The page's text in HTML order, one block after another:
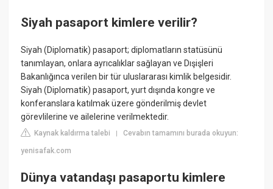
Siyah pasaport kimlere verilir?
Siyah (Diplomatik) pasaport; diplomatların statüsünü
tanımlayan, onlara ayrıcalıklar sağlayan ve Dışişleri
Bakanlığınca verilen bir tür uluslararası kimlik belgesidir.
Siyah (Diplomatik) pasaport, yurt dışında kongre ve
konferanslara katılmak üzere gönderilmiş devlet
görevlilerine ve ailelerine verilmektedir.
Kaynak kaldırma talebi |Cevabın tamamını burada okuyun:
yenisafak.com
Dünya vatandaşı pasaportu kimlere